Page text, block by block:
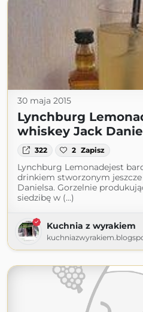
30 maja 2015
Lynchburg
whiskey Jack
322 2 Zapisz
Lynchburg Lemonadejest
drinkiem stworzonym
Danielsa. Gorzelnie
siedzibę w (...)
Kuchnia z wyrakiem